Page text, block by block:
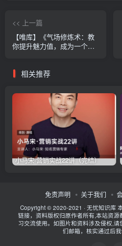
<< 上一篇
【唯库】《气场修炼术：教
你提升魅力值，成为一个受
相关推荐
小马宋·营销实战22讲（完结）
免责声明 关于我们
Copyright © 2020-2021 · 无忧知识库
链接，资料版权归原作者所有,本站资
习交流使用。如图片和资料涉及侵权,
们邮箱，核实通过后我